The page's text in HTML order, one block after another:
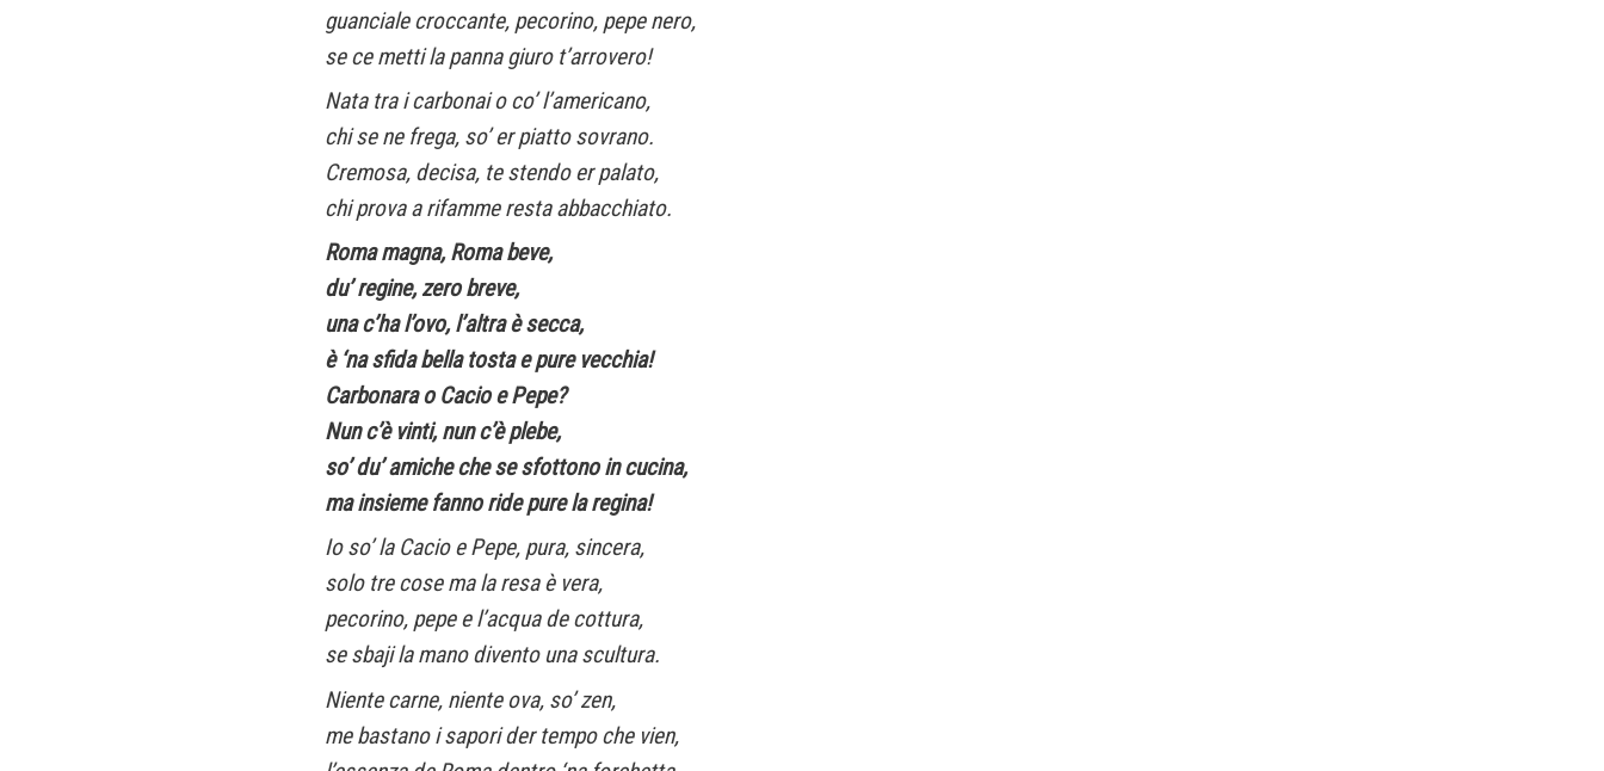
guanciale croccante, pecorino, pepe nero,
se ce metti la panna giuro t’arrovero!
Nata tra i carbonai o co’ l’americano,
chi se ne frega, so’ er piatto sovrano.
Cremosa, decisa, te stendo er palato,
chi prova a rifamme resta abbacchiato.
Roma magna, Roma beve,
du’ regine, zero breve,
una c’ha l’ovo, l’altra è secca,
è ‘na sfida bella tosta e pure vecchia!
Carbonara o Cacio e Pepe?
Nun c’è vinti, nun c’è plebe,
so’ du’ amiche che se sfottono in cucina,
ma insieme fanno ride pure la regina!
Io so’ la Cacio e Pepe, pura, sincera,
solo tre cose ma la resa è vera,
pecorino, pepe e l’acqua de cottura,
se sbaji la mano divento una scultura.
Niente carne, niente ova, so’ zen,
me bastano i sapori der tempo che vien,